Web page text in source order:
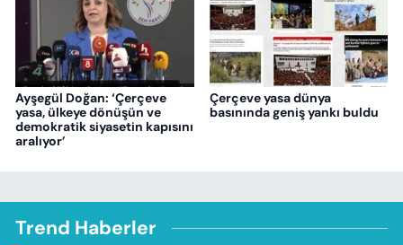
Ayşegül Doğan: ‘Çerçeve
yasa, ülkeye dönüşün ve
demokratik siyasetin kapısını
aralıyor’
Çerçeve yasa dünya
basınında geniş yankı buldu
Trend Haberler